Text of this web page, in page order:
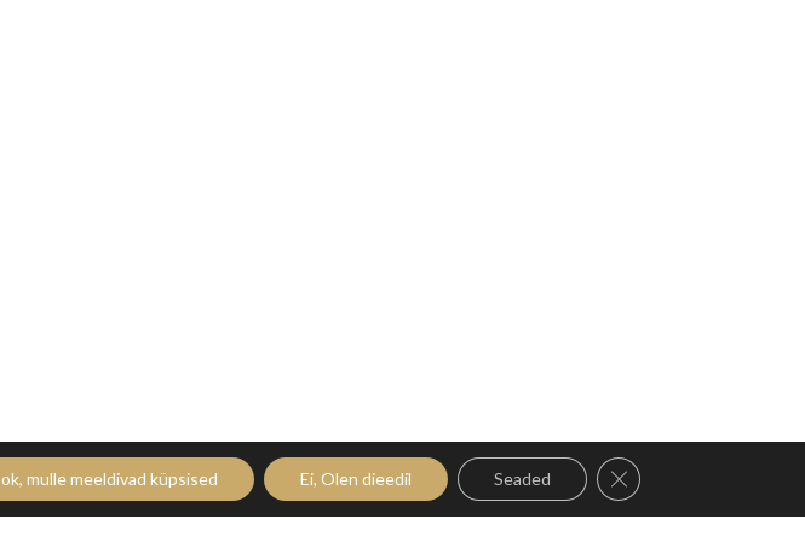
ok, mulle meeldivad küpsised Ei, Olen dieedil Seaded Close GDPR Cookie